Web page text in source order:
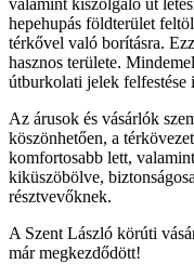
valamint kiszolgáló út
hepehupás földterület
térkővel való borításra.
hasznos területe.
útburkolati jelek felfestése
Az árusok és vásárlók
köszönhetően, a
komfortosabb lett,
kiküszöbölve,
résztvevőknek.
A Szent László körúti
már megkezdődött!